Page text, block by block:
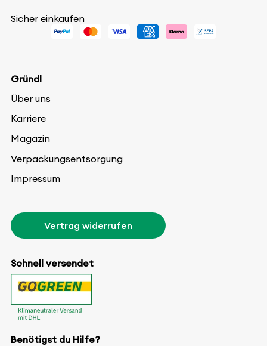
Sicher einkaufen
Benötigst du Hilfe?
Gründl
Über uns
Karriere
Magazin
Verpackungsentsorgung
Impressum
Vertrag widerrufen
Schnell versendet